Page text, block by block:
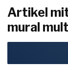
Artikel
mural